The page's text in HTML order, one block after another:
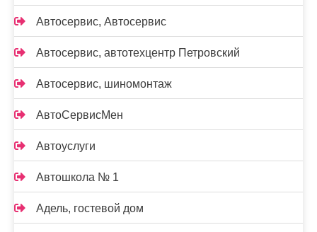
Автосервис, Автосервис
Автосервис, автотехцентр Петровский
Автосервис, шиномонтаж
АвтоСервисМен
Автоуслуги
Автошкола № 1
Адель, гостевой дом